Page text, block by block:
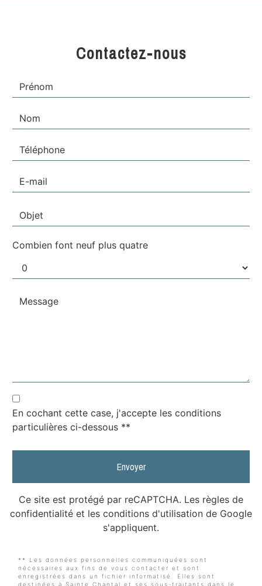
Contactez-nous
Combien font neuf plus quatre
En cochant cette case, j'accepte les conditions
particulières ci-dessous **
Envoyer
Ce site est protégé par reCAPTCHA. Les règles de
confidentialité et les conditions d'utilisation de Google
s'appliquent.
** Les données personnelles communiquées sont
nécessaires aux fins de vous contacter et sont
enregistrées dans un fichier informatisé. Elles sont
destinées à Sainte Chantal et ses sous-traitants dans le